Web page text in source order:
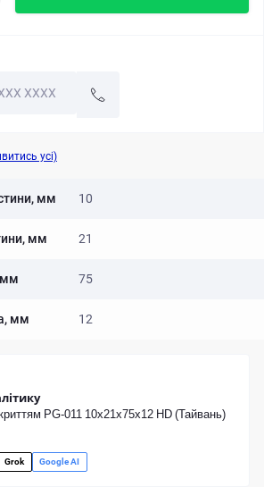
усі)
мм 10
мм 21
мм 75
мм 12
PG-011 10х21х75х12 HD (Тайвань)
Grok Google AI